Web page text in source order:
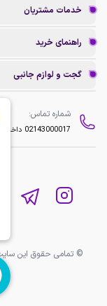
خدمات مشتریان
راهنمای خرید
گجت و لوازم جانبی
شماره تماس:
02143000017 داخلی 2
© تمامی حقوق این